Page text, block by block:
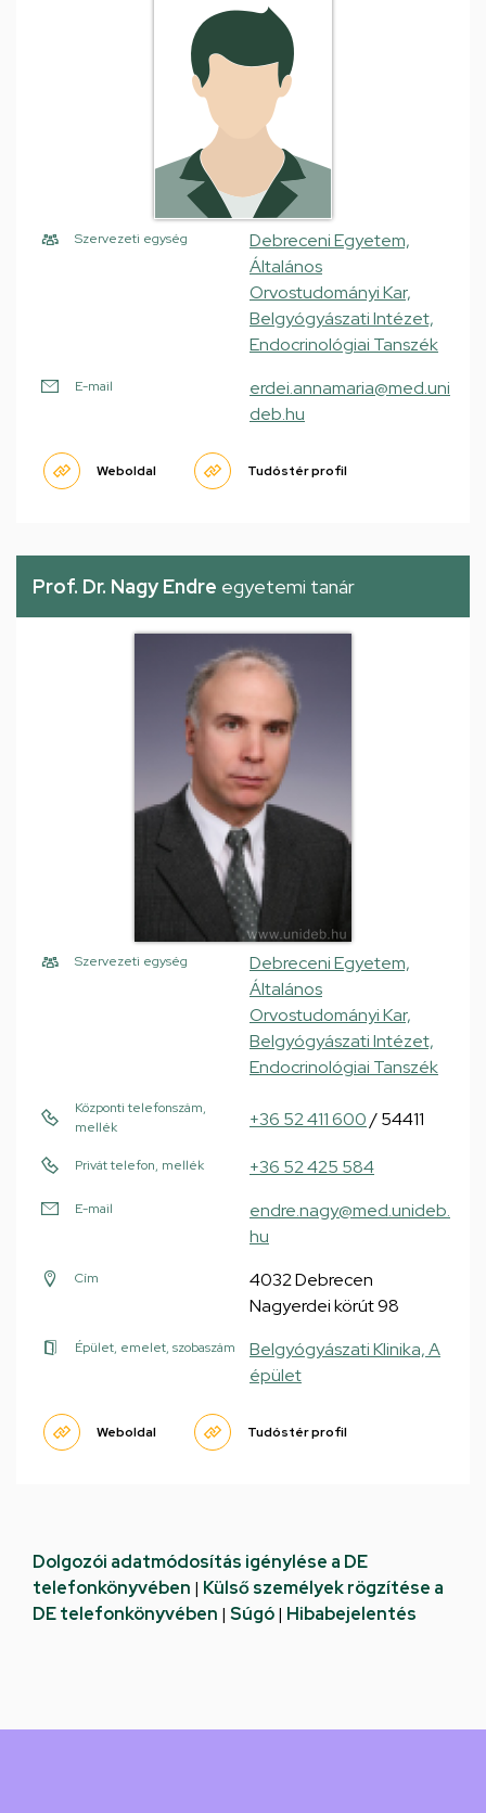
Szervezeti egység
Debreceni Egyetem,
Általános
Orvostudományi Kar,
Belgyógyászati Intézet,
Endocrinológiai Tanszék
E-mail
erdei.annamaria@med.uni
deb.hu
Weboldal Tudóstér profil
Prof. Dr. Nagy Endre egyetemi tanár
Szervezeti egység
Debreceni Egyetem,
Általános
Orvostudományi Kar,
Belgyógyászati Intézet,
Endocrinológiai Tanszék
Központi telefonszám,
mellék
+36 52 411 600/ 54411
Privát telefon, mellék +36 52 425 584
E-mail
endre.nagy@med.unideb.
hu
Cím
4032 Debrecen
Nagyerdei körút 98
Épület, emelet, szobaszám
Belgyógyászati Klinika, A
épület
Weboldal Tudóstér profil
Dolgozói adatmódosítás igénylése a DE
telefonkönyvében | Külső személyek rögzítése a
DE telefonkönyvében | Súgó| Hibabejelentés